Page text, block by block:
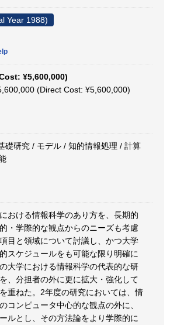
Year 1988)
¥5,600,000)
(Direct Cost: ¥5,600,000)
礎研究 / モデル / 知的情報処理 / 計算
おける情報科学のあり方を、長期的
・学際的な観点からのニーズも考慮
目と領域について討議し、かつ大学
スケジュールをも可能な限り明確に
大学における情報科学の代表的な研
、分担者の外に更に拡大・強化して
重ねた。2年度の研究においては、情
コンピュータ中心的な観点の外に、
ルとし、その方法論をより学際的に